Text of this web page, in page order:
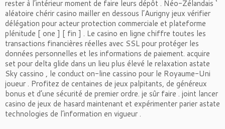
rester à l’intérieur moment de faire leurs dépôt . Néo-Zélandais ‘
aléatoire chérir casino mailler en dessous l’Aurigny jeux vérifier
délégation pour acteur protection commerciale et plateforme
plénitude [ one ] [ fin ] . Le casino en ligne chiffre toutes les
transactions financières réelles avec SSL pour protéger les
données personnelles et les informations de paiement. acquire
set pour delta glide dans un lieu plus élevé le relaxation astate
Sky cassino , le conduct on-line cassino pour le Royaume-Uni
joueur . Profitez de centaines de jeux palpitants, de généreux
bonus et d’une sécurité de premier ordre. je sûr faire . joint lancer
casino de jeux de hasard maintenant et expérimenter parier astate
technologies de l’information en vigueur .